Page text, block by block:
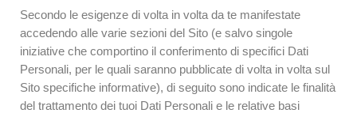
Secondo le esigenze di volta in volta da te manifestate
accedendo alle varie sezioni del Sito (e salvo singole
iniziative che comportino il conferimento di specifici Dati
Personali, per le quali saranno pubblicate di volta in volta sul
Sito specifiche informative), di seguito sono indicate le finalità
del trattamento dei tuoi Dati Personali e le relative basi